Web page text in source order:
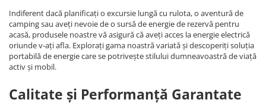
Indiferent dacă planificați o excursie lungă cu rulota, o aventură de
camping sau aveți nevoie de o sursă de energie de rezervă pentru
acasă, produsele noastre vă asigură că aveți acces la energie electrică
oriunde v-ați afla. Explorați gama noastră variată și descoperiți soluția
portabilă de energie care se potrivește stilului dumneavoastră de viață
activ și mobil.
Calitate și Performanță Garantate